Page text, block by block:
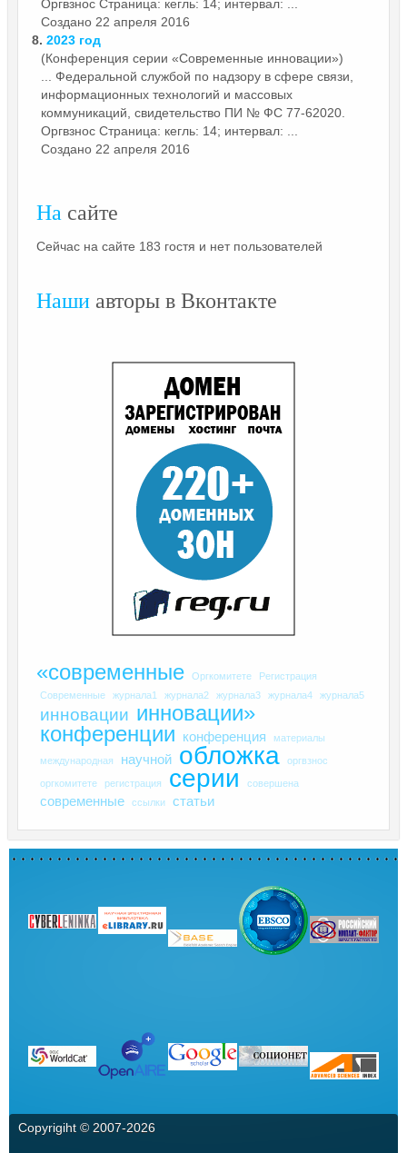
Оргвзнос Страница: кегль: 14; интервал: ...
Создано 22 апреля 2016
8. 2023 год
(Конференция серии «Современные инновации»)
... Федеральной службой по надзору в сфере связи,
информационных технологий и массовых
коммуникаций, свидетельство ПИ № ФС 77-62020.
Оргвзнос Страница: кегль: 14; интервал: ...
Создано 22 апреля 2016
На сайте
Сейчас на сайте 183 гостя и нет пользователей
Наши авторы в Вконтакте
«современные Оргкомитете
Регистрация
Современные
журнала1 журнала2 журнала3 журнала4 журнала5
инновации инновации»
конференции
конференция материалы
международная научной обложка оргвзнос
оргкомитете регистрация серии совершена
современные ссылки статьи
Copyrigiht © 2007-2026